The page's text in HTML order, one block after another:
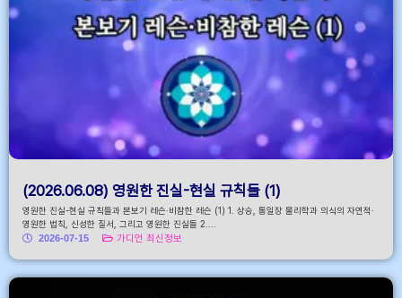
(2026.06.08) 영원한 진실-현실 규칙들 (1)
영원한 진실-현실 규칙들과 본보기 레슨·비참한 레슨 (1) 1. 상승, 통일장 물리학과 의식의 자연적·
영원한 법칙, 신성한 질서, 그리고 영원한 진실들 2....
2026-07-15
가디언 최신정보